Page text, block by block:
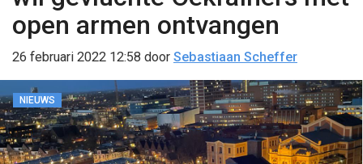
open armen ontvangen
26 februari 2022 12:58 door Sebastiaan Scheffer
NIEUWS